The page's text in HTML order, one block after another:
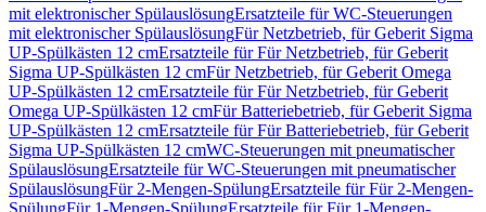
mit elektronischer SpülauslösungErsatzteile für WC-Steuerungen
mit elektronischer SpülauslösungFür Netzbetrieb, für Geberit Sigma
UP-Spülkästen 12 cmErsatzteile für Für Netzbetrieb, für Geberit
Sigma UP-Spülkästen 12 cmFür Netzbetrieb, für Geberit Omega
UP-Spülkästen 12 cmErsatzteile für Für Netzbetrieb, für Geberit
Omega UP-Spülkästen 12 cmFür Batteriebetrieb, für Geberit Sigma
UP-Spülkästen 12 cmErsatzteile für Für Batteriebetrieb, für Geberit
Sigma UP-Spülkästen 12 cmWC-Steuerungen mit pneumatischer
SpülauslösungErsatzteile für WC-Steuerungen mit pneumatischer
SpülauslösungFür 2-Mengen-SpülungErsatzteile für Für 2-Mengen-
SpülungFür 1-Mengen-SpülungErsatzteile für Für 1-Mengen-